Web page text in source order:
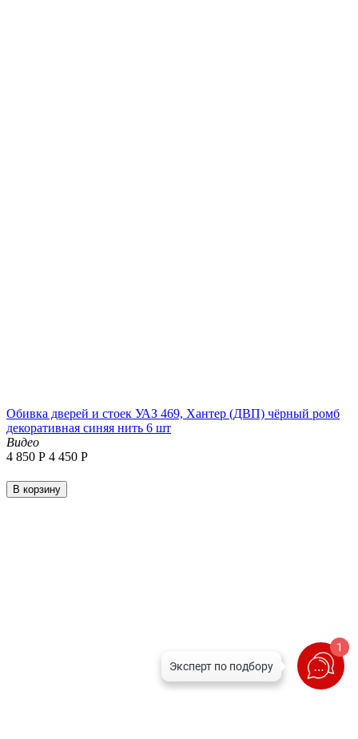
Обивка дверей и стоек УАЗ 469, Хантер (ДВП) чёрный ромб
декоративная синяя нить 6 шт
Видео
4 850 Р 4 450 Р
В корзину
1